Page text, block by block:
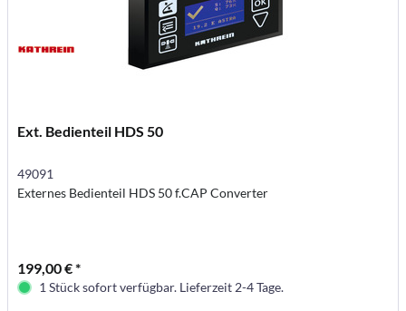
Ext. Bedienteil HDS 50
49091
Externes Bedienteil HDS 50 f.CAP Converter
199,00 € *
1 Stück sofort verfügbar. Lieferzeit 2-4 Tage.